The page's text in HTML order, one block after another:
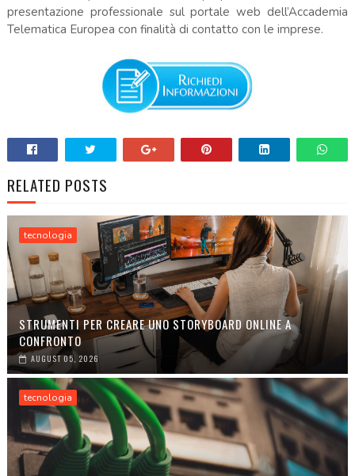
presentazione professionale sul portale web dell’Accademia
Telematica Europea con finalità di contatto con le imprese.
RELATED POSTS
tecnologia
STRUMENTI PER CREARE UNO STORYBOARD ONLINE A
CONFRONTO
AUGUST 05, 2026
tecnologia